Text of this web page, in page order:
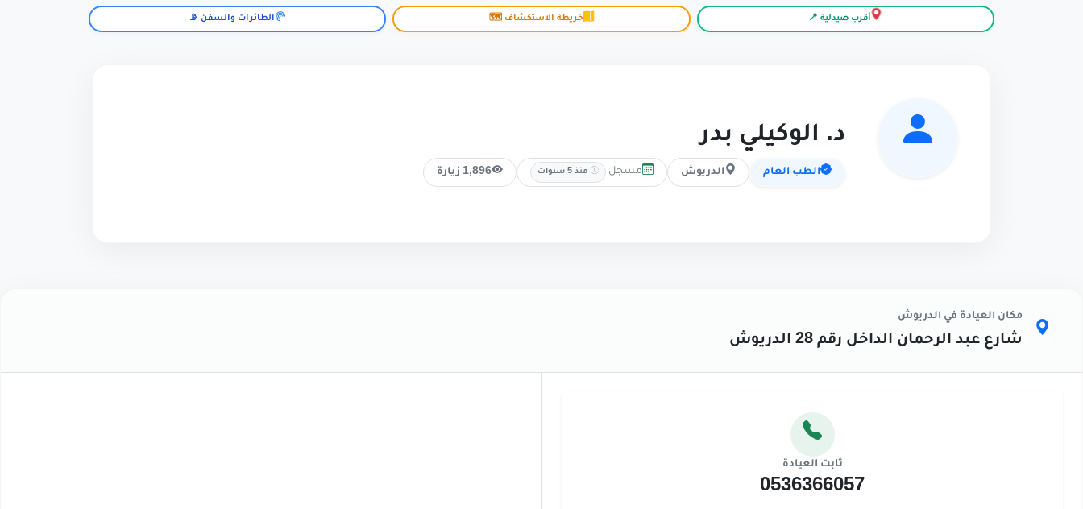
أقرب صيدلية 📍 خريطة الاستكشاف 🗺️ الطائرات والسفن 📡
د. الوكيلي بدر
الطب العام الدريوش مسجل منذ 5 سنوات 1,896 زيارة
مكان العيادة في الدريوش
شارع عبد الرحمان الداخل رقم 28 الدريوش
ثابت العيادة
0536366057